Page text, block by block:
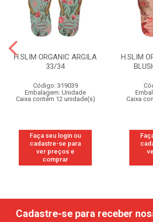
H.SLIM ORGANIC ARGILA
33/34
Código: 319039
Embalagem: Unidade
Caixa contém 12 unidade(s)
Faça seu login ou
cadastre-se para
ver preços e
comprar
H.SLIM
Caixa
Cadastre-se para receber